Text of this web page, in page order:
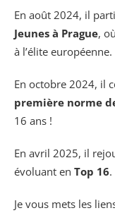
En août 2024, il
Jeunes à Prague,
à l’élite européenne.
En octobre 2024, il
première norme
16 ans !
En avril 2025, il
évoluant en Top 16.
Je vous mets les